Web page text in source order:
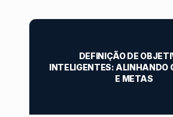
DEFINIÇÃO DE
INTELIGENTES: ALINHANDO
E METAS